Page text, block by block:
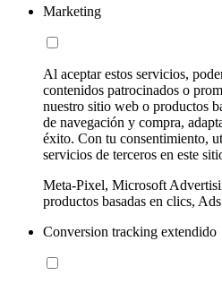
Marketing
Al aceptar estos servicios,
contenidos patrocinados o
nuestro sitio web o productos
de navegación y compra,
éxito. Con tu consentimiento,
servicios de terceros en este
Meta-Pixel, Microsoft
productos basadas en clics,
Conversion tracking extendido